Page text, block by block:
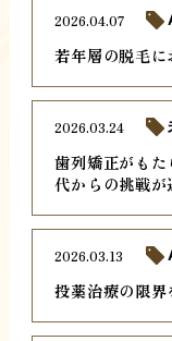
若年層の脱毛
2026.04.07
歯列矯正がも
代からの挑戦
2026.03.24
投薬治療の限
2026.03.13